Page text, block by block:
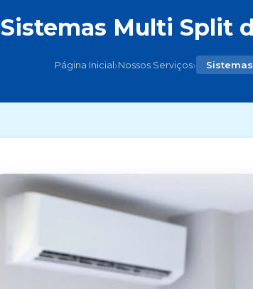
Sistemas Multi Split
Página Inicial›Nossos Serviços›